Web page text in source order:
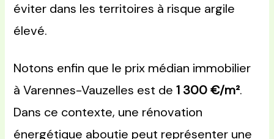
éviter dans les territoires à risque argile
élevé.
Notons enfin que le prix médian immobilier
à Varennes-Vauzelles est de1 300 €/m².
Dans ce contexte, une rénovation
énergétique aboutie peut représenter une